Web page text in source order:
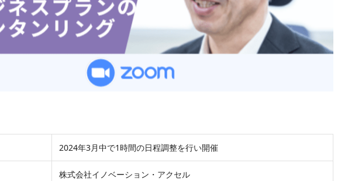
2024年3月中で1時間の日程調整を行い開催
株式会社イノベーション・アクセル